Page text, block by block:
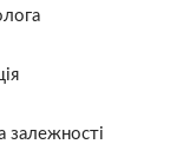
залежності